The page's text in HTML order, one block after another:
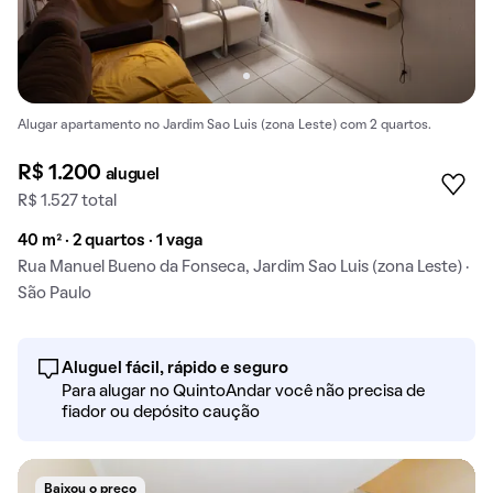
Alugar apartamento no Jardim Sao Luis (zona Leste) com 2 quartos.
R$ 1.200 aluguel
R$ 1.527 total
40 m² · 2 quartos · 1 vaga
Rua Manuel Bueno da Fonseca, Jardim Sao Luis (zona Leste) ·
São Paulo
Aluguel fácil, rápido e seguro
Para alugar no QuintoAndar você não precisa de
fiador ou depósito caução
Baixou o preço